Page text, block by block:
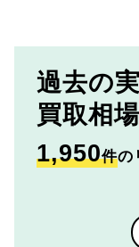
過去の
買取相
1,950件の